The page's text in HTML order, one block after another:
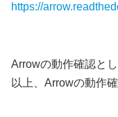
https://
Arrowの動作確認と
以上、Arrowの動作